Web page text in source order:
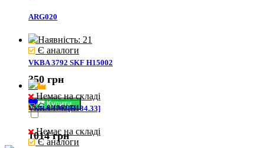
ARG020
Наявність: 21
Є аналоги
350 грн
Купити
VKBA 3792 SKF H15002
Немає на складі
Є аналоги
1014 грн
VKBA 3792[R184.33]
Немає на складі
Є аналоги